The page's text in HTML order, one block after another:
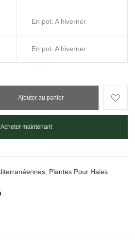
En pot. A hiverner
En pot. A hiverner
Ajouter au panier
Acheter maintenant
Plantes Pour Haies